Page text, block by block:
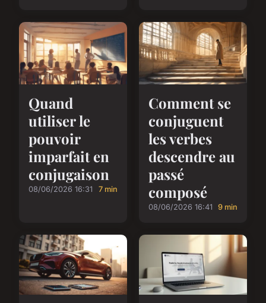
Quand
utiliser le
pouvoir
imparfait en
conjugaison
08/06/2026 16:31 7 min
Comment se
conjuguent
les verbes
descendre au
passé
composé
08/06/2026 16:41 9 min